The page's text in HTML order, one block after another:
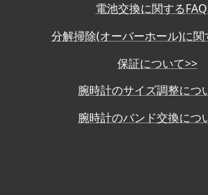
電池交換に関する
分解掃除(オーバーホール)に関
保証について>>
腕時計のサイズ調整につ
腕時計のバンド交換につ